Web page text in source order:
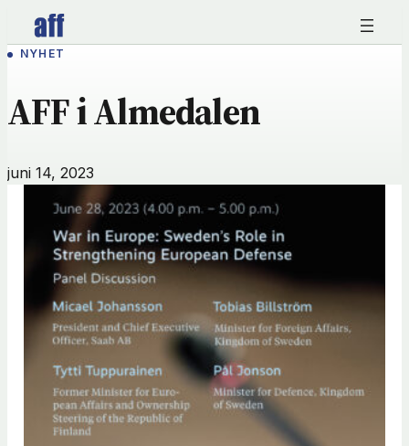
Hoppa
till
innehåll
NYHET
AFF i Almedalen
juni 14, 2023